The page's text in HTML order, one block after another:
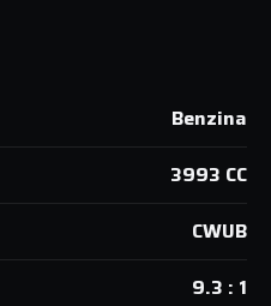
Benzina
3993 CC
CWUB
9.3 : 1